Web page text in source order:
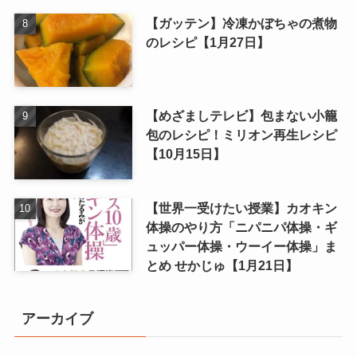
【ガッテン】冷凍かぼちゃの煮物
のレシピ【1月27日】
【めざましテレビ】包まない小籠
包のレシピ！ミリオン再生レシピ
【10月15日】
【世界一受けたい授業】カオキン
体操のやり方「ニパニパ体操・ギ
ュッパー体操・ウーイー体操」ま
とめ せかじゅ【1月21日】
アーカイブ